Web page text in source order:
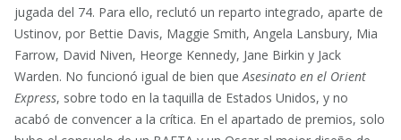
jugada del 74. Para ello, reclutó un reparto integrado, aparte de
Ustinov, por Bettie Davis, Maggie Smith, Angela Lansbury, Mia
Farrow, David Niven, Heorge Kennedy, Jane Birkin y Jack
Warden. No funcionó igual de bien que Asesinato en el Orient
Express, sobre todo en la taquilla de Estados Unidos, y no
acabó de convencer a la crítica. En el apartado de premios, solo